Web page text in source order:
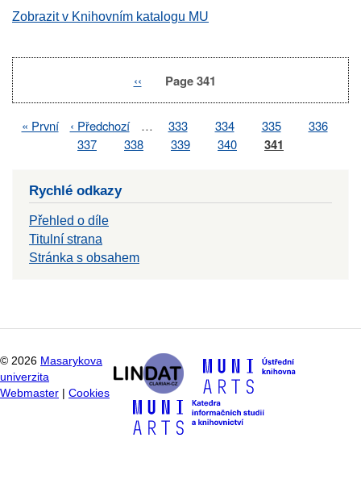
Zobrazit v Knihovním katalogu MU
Previous
‹‹ Page 341
Pagination
First
« První
Previous
page
‹ Předchozí … Page
333 Page
334 Page
335 Page
336
Page
337 Page
338 Page
339 Page
340 Page
341
Rychlé odkazy
Přehled o díle
Titulní strana
Stránka s obsahem
© 2026 Masarykova
univerzita
Webmaster
Cookies